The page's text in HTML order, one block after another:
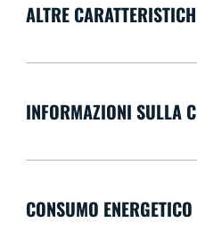
ALTRE
INFORMAZIONI SULLA
CONSUMO ENERGETICO